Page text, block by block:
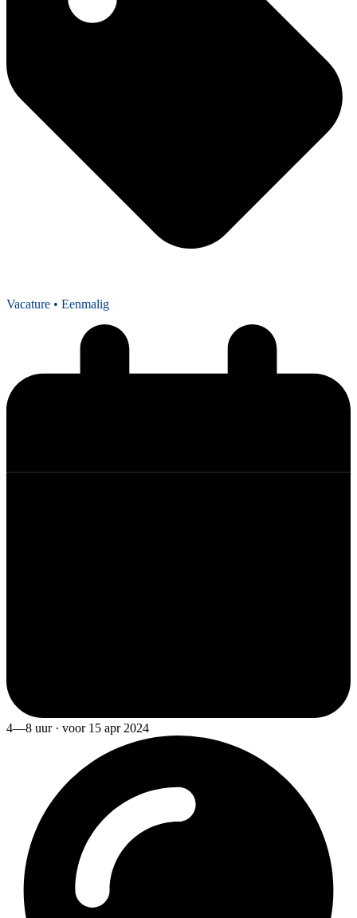
Vacature • Eenmalig
4—8 uur · voor 15 apr 2024